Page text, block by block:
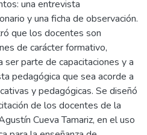
una entrevista
y una ficha de observación.
que los docentes son
de carácter formativo,
parte de capacitaciones y a
pedagógica que sea acorde a
y pedagógicas. Se diseñó
de los docentes de la
Cueva Tamariz, en el uso